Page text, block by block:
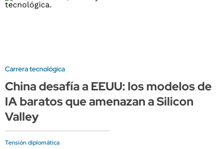
Carrera tecnológica
China desafía a EEUU: los modelos de
IA baratos que amenazan a Silicon
Valley
Tensión diplomática